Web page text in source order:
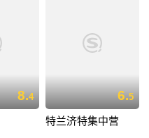
8.4 6.5
特兰济特集中营